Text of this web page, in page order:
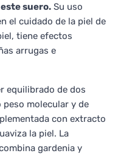
suero. Su uso
el cuidado de la piel de
tiene efectos
arrugas e
equilibrado de dos
molecular y de
con extracto
la piel. La
gardenia y